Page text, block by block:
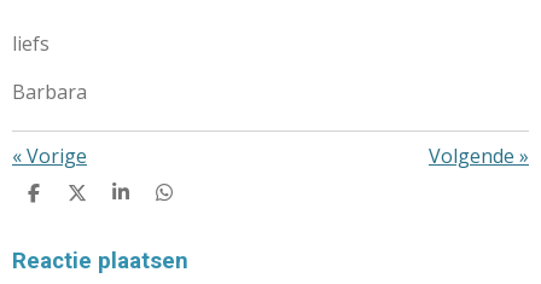
liefs
Barbara
«Vorige Volgende »
D
E
D
L
S
R
D
E
Reactie plaatsen